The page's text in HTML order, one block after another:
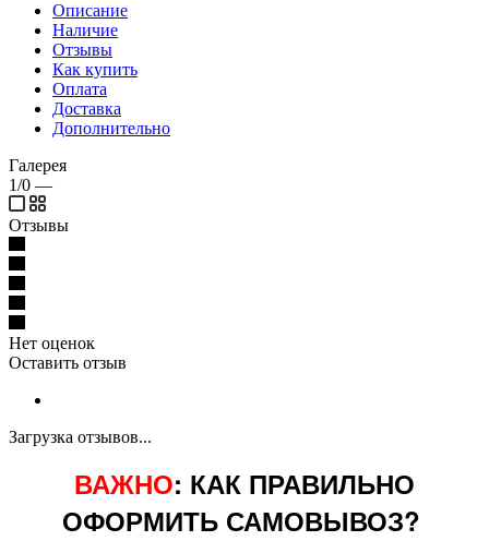
Описание
Наличие
Отзывы
Как купить
Оплата
Доставка
Дополнительно
Галерея
1/0 —
Отзывы
Нет оценок
Оставить отзыв
Загрузка отзывов...
ВАЖНО: КАК ПРАВИЛЬНО
ОФОРМИТЬ САМОВЫВОЗ?